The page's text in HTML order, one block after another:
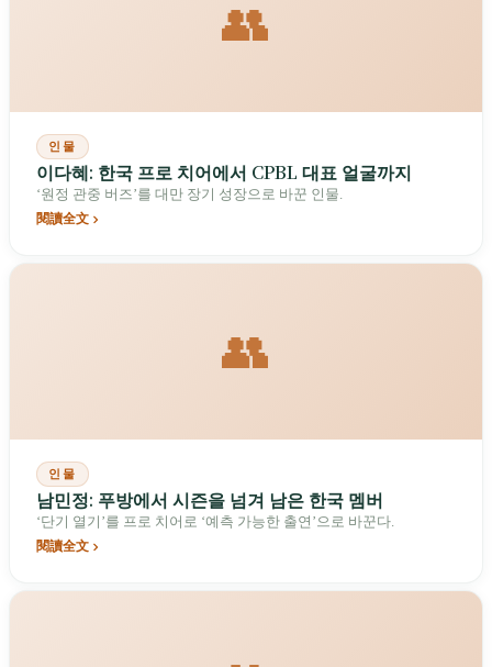
👥
인물
이다혜: 한국 프로 치어에서 CPBL 대표 얼굴까지
‘원정 관중 버즈’를 대만 장기 성장으로 바꾼 인물.
閱讀全文
👥
인물
남민정: 푸방에서 시즌을 넘겨 남은 한국 멤버
‘단기 열기’를 프로 치어로 ‘예측 가능한 출연’으로 바꾼다.
閱讀全文